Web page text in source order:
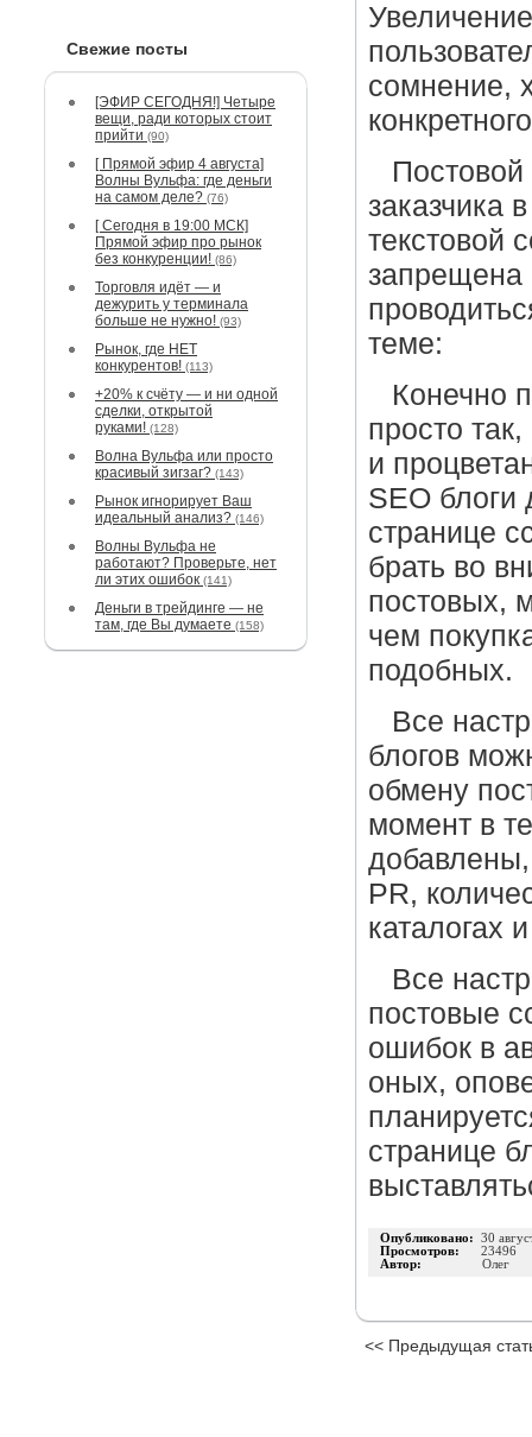
Свежие посты
[ЭФИР СЕГОДНЯ!] Четыре
вещи, ради которых стоит
прийти (90)
[ Прямой эфир 4 августа]
Волны Вульфа: где деньги
на самом деле? (76)
[ Сегодня в 19:00 МСК]
Прямой эфир про рынок
без конкуренции! (86)
Торговля идёт — и
дежурить у терминала
больше не нужно! (93)
Рынок, где НЕТ
конкурентов! (113)
+20% к счёту — и ни одной
сделки, открытой
руками! (128)
Волна Вульфа или просто
красивый зигзаг? (143)
Рынок игнорирует Ваш
идеальный анализ? (146)
Волны Вульфа не
работают? Проверьте, нет
ли этих ошибок (141)
Деньги в трейдинге — не
там, где Вы думаете (158)
сомнение,
заказчика
текстовой
запрещена
теме:
Конечно
просто
и
SEO блоги
странице
брать во
постовых,
чем
подобных.
Все
блогов
обмену
момент в
PR,
каталогах
Все
постовые
ошибок в
оных,
странице
Опубликовано: 30
Просмотров: 23496
Автор:
Олег
<< Предыдущая